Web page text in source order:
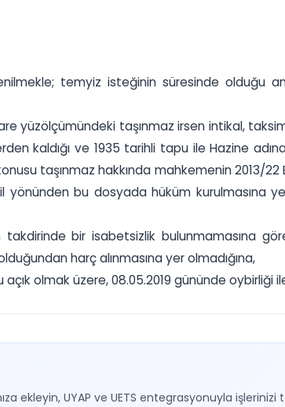
temyiz isteğinin süresinde olduğu
yüzölçümündeki taşınmaz irsen intikal, taksim
kaldığı ve 1935 tarihli tapu ile Hazine
taşınmaz hakkında mahkemenin 2013/22
bu dosyada hüküm kurulmasına
bir isabetsizlik bulunmamasına
harç alınmasına yer olmadığına,
olmak üzere, 08.05.2019 gününde oybirliği
ekleyin, UYAP ve UETS entegrasyonuyla